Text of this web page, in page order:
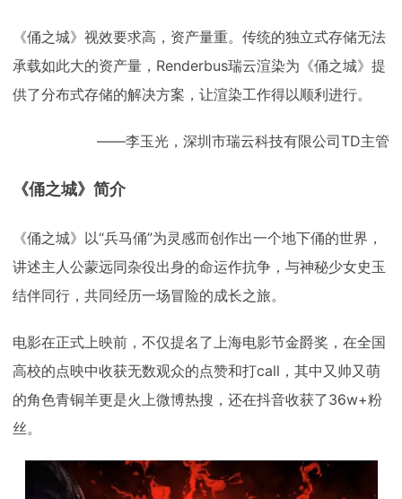
《俑之城》视效要求高，资产量重。传统的独立式存储无法
承载如此大的资产量，Renderbus瑞云渲染为《俑之城》提
供了分布式存储的解决方案，让渲染工作得以顺利进行。
——李玉光，深圳市瑞云科技有限公司TD主管
《俑之城》简介
《俑之城》以“兵马俑”为灵感而创作出一个地下俑的世界，
讲述主人公蒙远同杂役出身的命运作抗争，与神秘少女史玉
结伴同行，共同经历一场冒险的成长之旅。
电影在正式上映前，不仅提名了上海电影节金爵奖，在全国
高校的点映中收获无数观众的点赞和打call，其中又帅又萌
的角色青铜羊更是火上微博热搜，还在抖音收获了36w+粉
丝。